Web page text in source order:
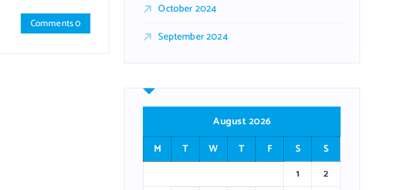
Comments 0
October 2024
September 2024
August 2026
M
T W T F S
S
1
2